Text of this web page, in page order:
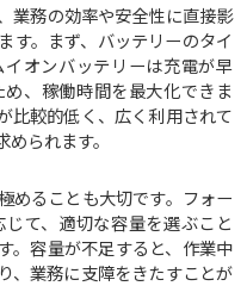
業務の効率や安全性に直接影
す。まず、バッテリーのタイ
オンバッテリーは充電が早
、稼働時間を最大化できま
比較的低く、広く利用されて
られます。
めることも大切です。フォー
て、適切な容量を選ぶこと
。容量が不足すると、作業中
、業務に支障をきたすことが